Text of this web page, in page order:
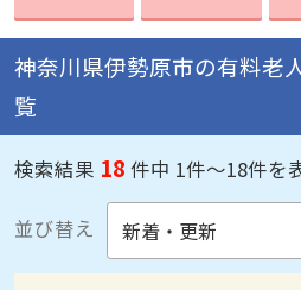
神奈川県伊勢原市の有料老
覧
検索結果 18 件中 1件～18件を
並び替え